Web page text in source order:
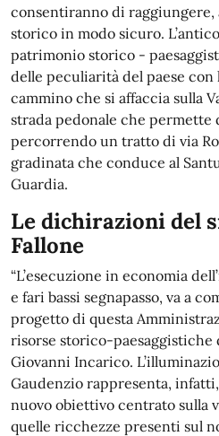
consentiranno di
storico in modo sicuro.
patrimonio storico -
delle peculiarità del paese
cammino che si affaccia sulla
strada pedonale che permette
percorrendo un tratto di via
gradinata che conduce al
Guardia.
Le dichirazioni del
Fallone
“L’esecuzione in economia
e fari bassi segnapasso, va a
progetto di questa
risorse storico-
Giovanni Incarico.
Gaudenzio rappresenta,
nuovo obiettivo centrato sulla
quelle ricchezze presenti sul